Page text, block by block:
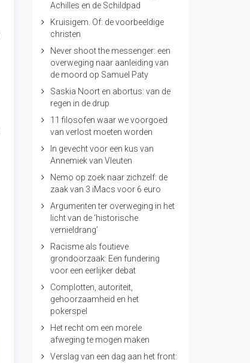
Achilles en de Schildpad
Kruisigem. Of: de voorbeeldige
christen
Never shoot the messenger: een
overweging naar aanleiding van
de moord op Samuel Paty
Saskia Noort en abortus: van de
regen in de drup
11 filosofen waar we voorgoed
van verlost moeten worden
In gevecht voor een kus van
Annemiek van Vleuten
Nemo op zoek naar zichzelf: de
zaak van 3 iMacs voor 6 euro
Argumenten ter overweging in het
licht van de ‘historische
vernieldrang’
Racisme als foutieve
grondoorzaak: Een fundering
voor een eerlijker debat
Complotten, autoriteit,
gehoorzaamheid en het
pokerspel
Het recht om een morele
afweging te mogen maken
Verslag van een dag aan het front: